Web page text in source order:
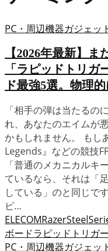
PC・周辺機器ガジェッ
【2026年最新】
「ラピッドトリガ
ド最強5選。物理
「相手の弾は当たるの
れ、あなたのエイムが
かもしれません。 もし
Legends』などの競技
「普通のメカニカルキ
ているなら、それは「
している」のと同じで
ピ...
ELECOMRazer
ボードラピッドトリガー
PC・周辺機器ガジェッ